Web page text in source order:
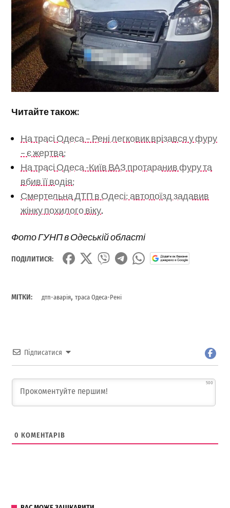
Читайте також:
На трасі Одеса – Рені легковик врізався у фуру
– є жертва;
На трасі Одеса -Київ ВАЗ протаранив фуру та
вбив її водія;
Смертельна ДТП в Одесі: автопоїзд задавив
жінку похилого вiку.
Фото ГУНП в Одеській області
ПОДІЛИТИСЯ:
МІТКИ: дтп-аварія,траса Одеса-Рені
Підписатися
500
0 КОМЕНТАРІВ